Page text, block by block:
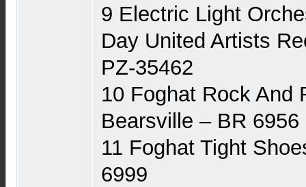
9 Electric Light
Day United Artists
PZ-35462
10 Foghat Rock And
Bearsville ‎– BR 6956
11 Foghat Tight
6999